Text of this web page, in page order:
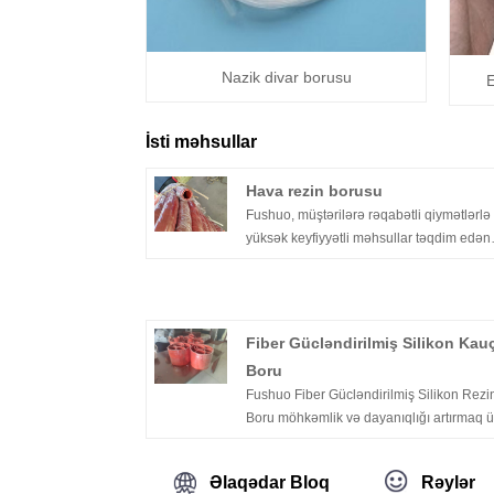
Nazik divar borusu
İsti məhsullar
Hava rezin borusu
Fushuo, müştərilərə rəqabətli qiymətlərlə
yüksək keyfiyyətli məhsullar təqdim edən
Fiber Gücləndirilmiş Silikon
Boru
Fushuo Fiber Gücləndirilmiş Silikon
Boru möhkəmlik və dayanıqlığı artırmaq
etibarlı Çin İstehsalçı / Təchizatçı
Əlaqədar Bloq Rəylər